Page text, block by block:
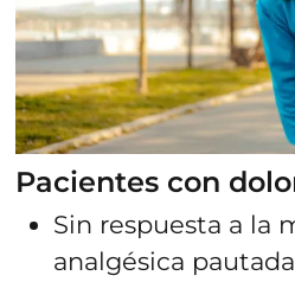
Guardias localizadas para
Pacientes con
Sin respuesta a la
analgésica